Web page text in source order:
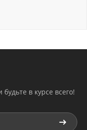
в курсе всего!